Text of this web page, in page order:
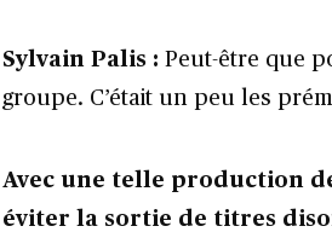
Sylvain Palis : Peut-être que
groupe. C’était un peu les
Avec une telle production
éviter la sortie de titres